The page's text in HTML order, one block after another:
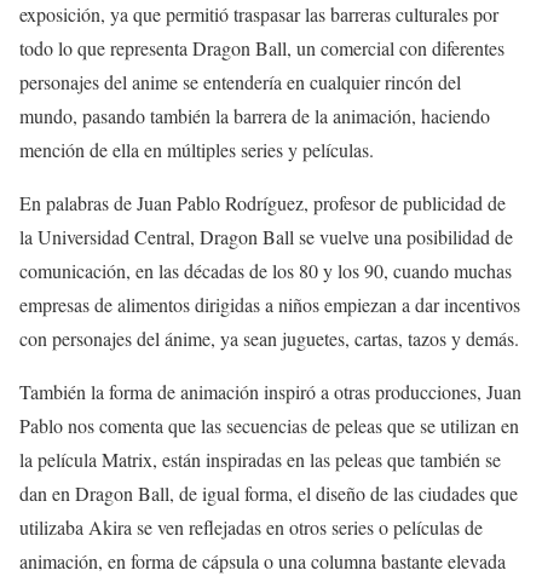
exposición, ya que permitió traspasar las barreras culturales por
todo lo que representa Dragon Ball, un comercial con diferentes
personajes del anime se entendería en cualquier rincón del
mundo, pasando también la barrera de la animación, haciendo
mención de ella en múltiples series y películas.
En palabras de Juan Pablo Rodríguez, profesor de publicidad de
la Universidad Central, Dragon Ball se vuelve una posibilidad de
comunicación, en las décadas de los 80 y los 90, cuando muchas
empresas de alimentos dirigidas a niños empiezan a dar incentivos
con personajes del ánime, ya sean juguetes, cartas, tazos y demás.
También la forma de animación inspiró a otras producciones, Juan
Pablo nos comenta que las secuencias de peleas que se utilizan en
la película Matrix, están inspiradas en las peleas que también se
dan en Dragon Ball, de igual forma, el diseño de las ciudades que
utilizaba Akira se ven reflejadas en otros series o películas de
animación, en forma de cápsula o una columna bastante elevada